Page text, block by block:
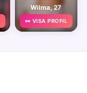
Wilma, 27
👀 VISA PROFIL